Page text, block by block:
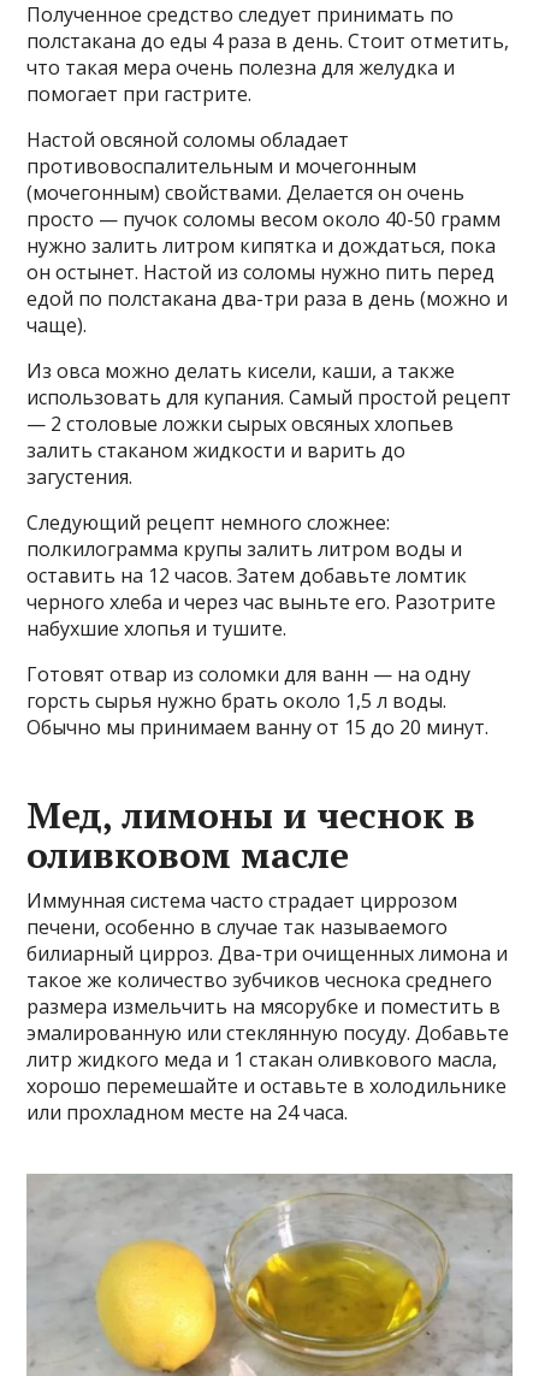
Полученное средство следует принимать по
полстакана до еды 4 раза в день. Стоит отметить,
что такая мера очень полезна для желудка и
помогает при гастрите.
Настой овсяной соломы обладает
противовоспалительным и мочегонным
(мочегонным) свойствами. Делается он очень
просто — пучок соломы весом около 40-50 грамм
нужно залить литром кипятка и дождаться, пока
он остынет. Настой из соломы нужно пить перед
едой по полстакана два-три раза в день (можно и
чаще).
Из овса можно делать кисели, каши, а также
использовать для купания. Самый простой рецепт
— 2 столовые ложки сырых овсяных хлопьев
залить стаканом жидкости и варить до
загустения.
Следующий рецепт немного сложнее:
полкилограмма крупы залить литром воды и
оставить на 12 часов. Затем добавьте ломтик
черного хлеба и через час выньте его. Разотрите
набухшие хлопья и тушите.
Готовят отвар из соломки для ванн — на одну
горсть сырья нужно брать около 1,5 л воды.
Обычно мы принимаем ванну от 15 до 20 минут.
Мед, лимоны и чеснок в
оливковом масле
Иммунная система часто страдает циррозом
печени, особенно в случае так называемого
билиарный цирроз. Два-три очищенных лимона и
такое же количество зубчиков чеснока среднего
размера измельчить на мясорубке и поместить в
эмалированную или стеклянную посуду. Добавьте
литр жидкого меда и 1 стакан оливкового масла,
хорошо перемешайте и оставьте в холодильнике
или прохладном месте на 24 часа.